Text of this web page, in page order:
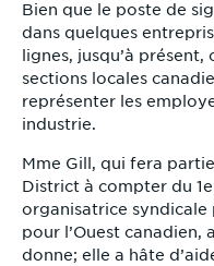
Bien que le poste de
dans quelques
lignes, jusqu’à
sections locales
représenter les
industrie.
Mme Gill, qui fera
District à compter du
organisatrice syndicale
pour l’Ouest canadien,
donne; elle a hâte